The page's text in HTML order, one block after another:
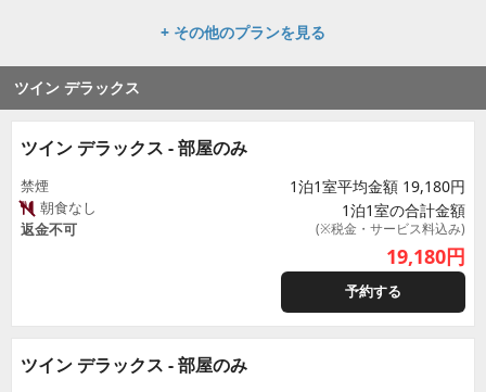
+ その他のプランを見る
ツイン デラックス
ツイン デラックス - 部屋のみ
禁煙
朝食なし
返金不可
1泊1室平均金額 19,180円
1泊1室の合計金額
(※税金・サービス料込み)
19,180円
予約する
ツイン デラックス - 部屋のみ